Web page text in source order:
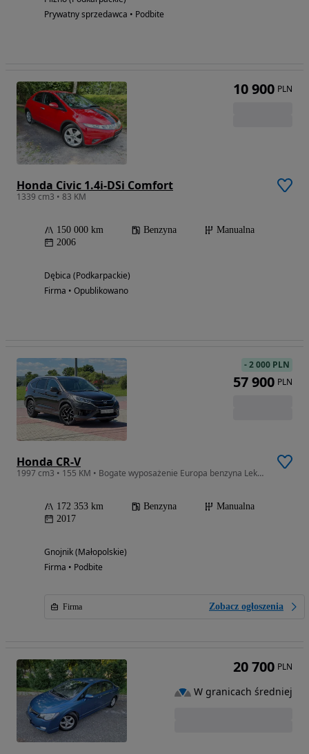
Prywatny sprzedawca • Podbite
Honda Civic 1.4i-DSi Comfort
1339 cm3 • 83 KM
150 000 km Benzyna
Manualna
2006
Dębica (Podkarpackie)
Firma • Opublikowano
10 900 PLN
Honda CR-V
1997 cm3 • 155 KM • Bogate wyposażenie Europa benzyna Lekko uszkodzona
172 353 km Benzyna
Manualna
2017
Gnojnik (Małopolskie)
Firma • Podbite
Firma Zobacz ogłoszenia
-2 000 PLN
57 900 PLN
20 700 PLN
W granicach średniej